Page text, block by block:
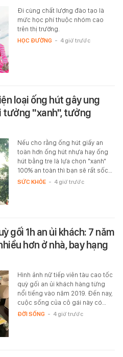
Đi cùng chất lượng đào tạo là
mức học phí thuộc nhóm cao
trên thị trường.
HỌC ĐƯỜNG - 4 giờ trước
loại ống hút gây ung
tưởng "xanh", tưởng
Nếu cho rằng ống hút giấy an
toàn hơn ống hút nhựa hay ống
hút bằng tre là lựa chọn "xanh"
100% an toàn thì bạn sẽ rất sốc…
SỨC KHỎE - 4 giờ trước
gối 1h an ủi khách: 7 năm
hơn ở nhà, bay hạng
Hình ảnh nữ tiếp viên tàu cao tốc
quỳ gối an ủi khách hàng từng
nổi tiếng vào năm 2019. Đến nay,
cuộc sống của cô gái này có…
ĐỜI SỐNG - 4 giờ trước